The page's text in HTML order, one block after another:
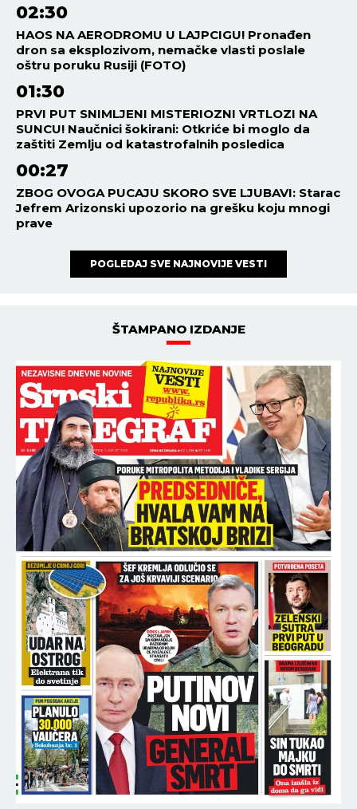
02:30
HAOS NA AERODROMU U LAJPCIGU! Pronađen
dron sa eksplozivom, nemačke vlasti poslale
oštru poruku Rusiji (FOTO)
01:30
PRVI PUT SNIMLJENI MISTERIOZNI VRTLOZI NA
SUNCU! Naučnici šokirani: Otkriće bi moglo da
zaštiti Zemlju od katastrofalnih posledica
00:27
ZBOG OVOGA PUCAJU SKORO SVE LJUBAVI: Starac
Jefrem Arizonski upozorio na grešku koju mnogi
prave
POGLEDAJ SVE NAJNOVIJE VESTI
ŠTAMPANO IZDANJE